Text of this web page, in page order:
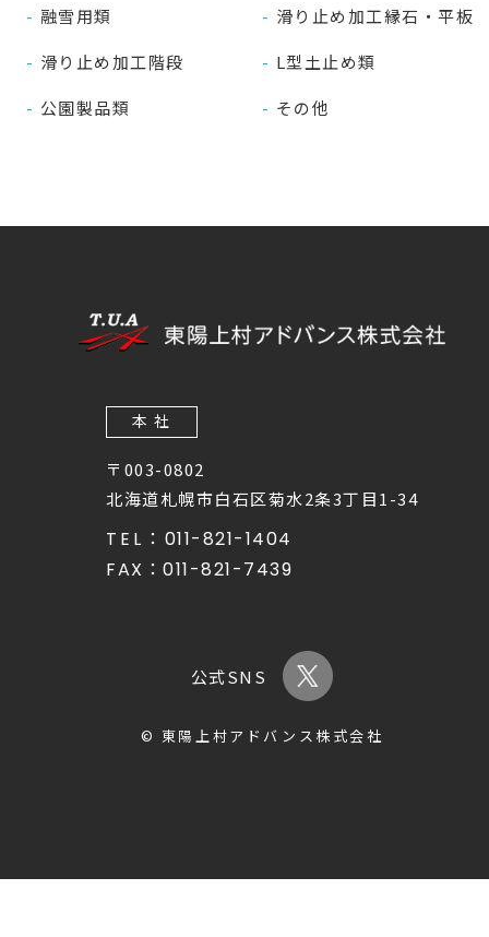
融雪用類
滑り止め加工縁石・平板
滑り止め加工階段
L型土止め類
公園製品類
その他
本 社
〒003-0802
北海道札幌市白石区菊水2条3丁目1-34
TEL： 011-821-1404
FAX： 011-821-7439
公式SNS
© 東陽上村アドバンス株式会社